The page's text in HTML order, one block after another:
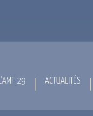
L’AMF 29 ACTUALITÉS